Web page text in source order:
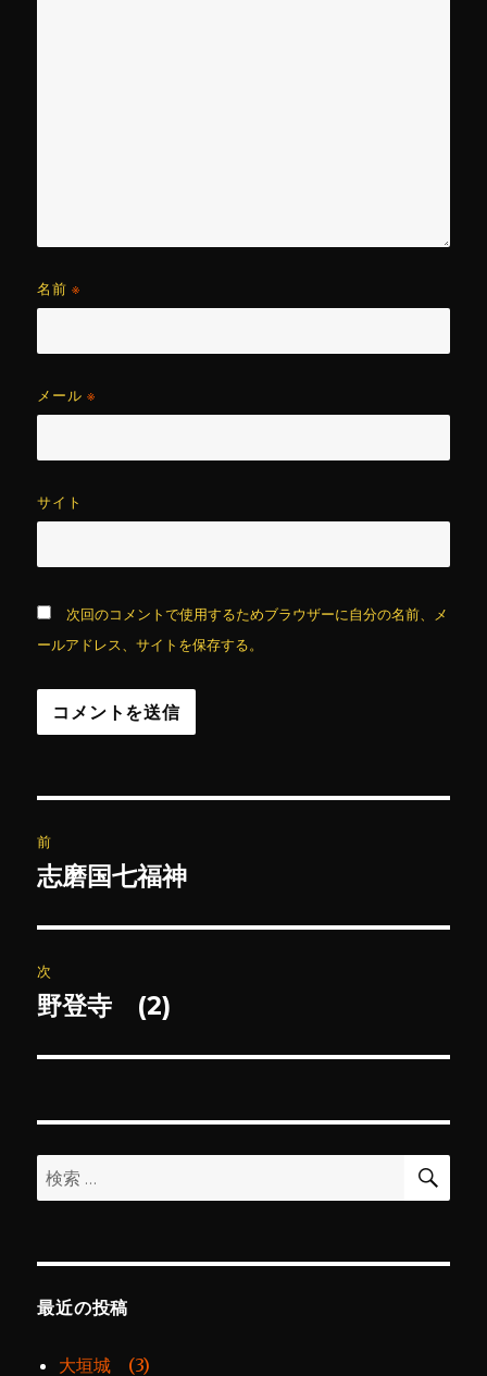
名前※
メール※
サイト
次回のコメントで使用するためブラウザーに自分の名前、メ
ールアドレス、サイトを保存する。
稿
ビ
ゲ
ー
ン
前
前
投
稿:
志磨国七福神
次
次
投
野登寺 (2)
検
索:
検
最近の投稿
大垣城 (3)